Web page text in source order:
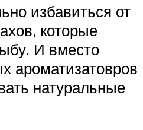
избавиться от
которые
И вместо
ароматизатовров
натуральные